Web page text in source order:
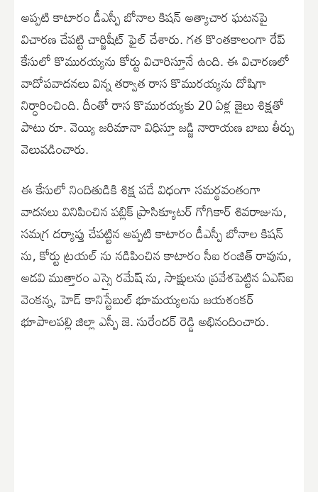
అప్పటి కాటారం డీఎస్పీ బోనాల కిషన్ అత్యాచార ఘటనపై
విచారణ చేపట్టి చార్జిషీట్ ఫైల్ చేశారు. గత కొంతకాలంగా రేప్
కేసులో కొమురయ్యను కోర్టు విచారిస్తూనే ఉంది. ఈ విచారణలో
వాదోపవాదనలు విన్న తర్వాత రాస కొమురయ్యను దోషిగా
నిర్ధారించింది. దీంతో రాస కొమురయ్యకు 20 ఏళ్ల జైలు శిక్షతో
పాటు రూ. వెయ్యి జరిమానా విధిస్తూ జడ్జి నారాయణ బాబు తీర్పు
వెలువడించారు.
ఈ కేసులో నిందితుడికి శిక్ష పడే విధంగా సమర్థవంతంగా
వాదనలు వినిపించిన పబ్లిక్ ప్రాసిక్యూటర్ గోగికార్ శివరాజును,
సమగ్ర దర్యాప్తు చేపట్టిన అప్పటి కాటారం డీఎస్పీ బోనాల కిషన్
ను, కోర్టు ట్రయల్ ను నడిపించిన కాటారం సీఐ రంజిత్ రావును,
అడవి ముత్తారం ఎస్సై రమేష్ ను, సాక్షులను ప్రవేశపెట్టిన ఏఎస్ఐ
వెంకన్న, హెడ్ కానిస్టేబుల్ భూమయ్యలను జయశంకర్
భూపాలపల్లి జిల్లా ఎస్పీ జె. సురేందర్ రెడ్డి అభినందించారు.